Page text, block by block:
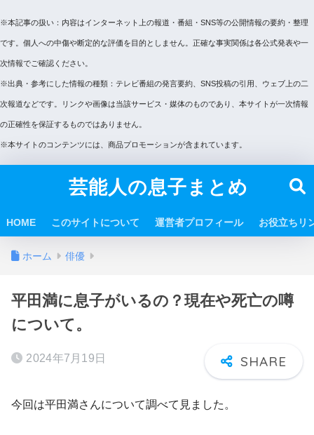
※本記事の扱い：内容はインターネット上の報道・番組・SNS等の公開情報の要約・整理
です。個人への中傷や断定的な評価を目的としません。正確な事実関係は各公式発表や一
次情報でご確認ください。
※出典・参考にした情報の種類：テレビ番組の発言要約、SNS投稿の引用、ウェブ上の二
次報道などです。リンクや画像は当該サービス・媒体のものであり、本サイトが一次情報
の正確性を保証するものではありません。
※本サイトのコンテンツには、商品プロモーションが含まれています。
芸能人の息子まとめ
HOME このサイトについて 運営者プロフィール お役立ちリ
ホーム 俳優
平田満に息子がいるの？現在や死亡の噂
について。
2024年7月19日
今回は平田満さんについて調べて見ました。